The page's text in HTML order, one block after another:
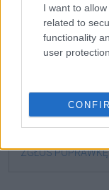
I want to
related to
functionality
user protection.
ZGŁOŚ POPRAWKĘ